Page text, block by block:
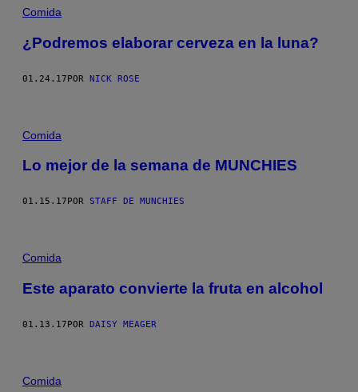
Comida
¿Podremos elaborar cerveza en la luna?
01.24.17POR NICK ROSE
Comida
Lo mejor de la semana de MUNCHIES
01.15.17 POR STAFF DE MUNCHIES
Comida
Este aparato convierte la fruta en alcohol
01.13.17POR DAISY MEAGER
Comida